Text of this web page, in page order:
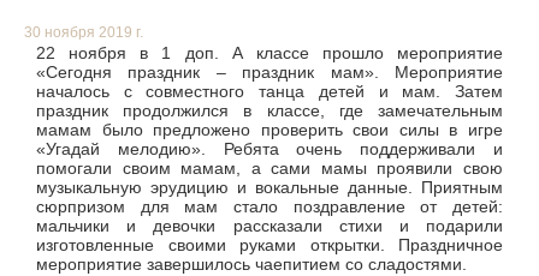
30 ноября 2019 г.
22 ноября в 1 доп. А классе прошло мероприятие
«Сегодня праздник – праздник мам». Мероприятие
началось с совместного танца детей и мам. Затем
праздник продолжился в классе, где замечательным
мамам было предложено проверить свои силы в игре
«Угадай мелодию». Ребята очень поддерживали и
помогали своим мамам, а сами мамы проявили свою
музыкальную эрудицию и вокальные данные. Приятным
сюрпризом для мам стало поздравление от детей:
мальчики и девочки рассказали стихи и подарили
изготовленные своими руками открытки. Праздничное
мероприятие завершилось чаепитием со сладостями.